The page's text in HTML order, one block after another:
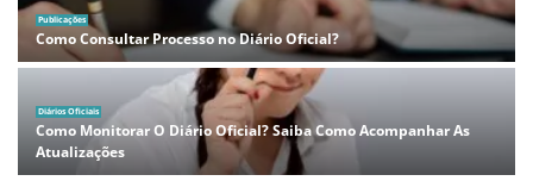
Publicações
Como Consultar Processo no Diário Oficial?
Diários Oficiais
Como Monitorar O Diário Oficial? Saiba Como Acompanhar As
Atualizações